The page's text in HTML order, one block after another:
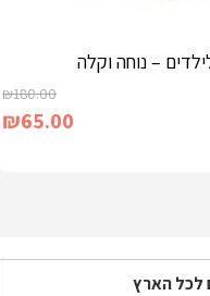
– נוחה וקלה
₪180.00
₪65.00
לכל הארץ